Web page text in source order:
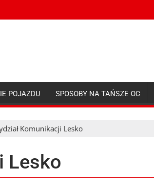
POJAZDU SPOSOBY NA TAŃSZE OC
Komunikacji Lesko
Lesko